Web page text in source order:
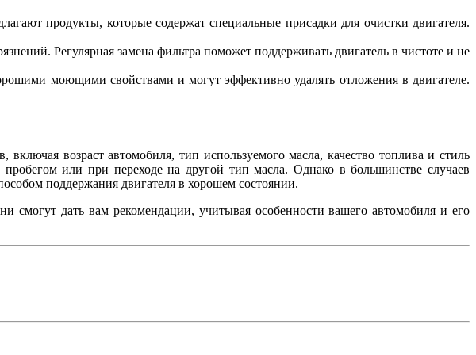
продукты, которые содержат специальные присадки для очистки двигателя.
Регулярная замена фильтра поможет поддерживать двигатель в чистоте и не
моющими свойствами и могут эффективно удалять отложения в двигателе.
возраст автомобиля, тип используемого масла, качество топлива и стиль
или при переходе на другой тип масла. Однако в большинстве случаев
поддержания двигателя в хорошем состоянии.
смогут дать вам рекомендации, учитывая особенности вашего автомобиля и его